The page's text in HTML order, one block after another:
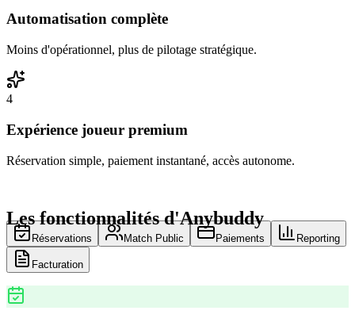
Automatisation complète
Moins d'opérationnel, plus de pilotage stratégique.
4
Expérience joueur premium
Réservation simple, paiement instantané, accès autonome.
Les fonctionnalités d'Anybuddy
Réservations Match Public Paiements Reporting
Facturation